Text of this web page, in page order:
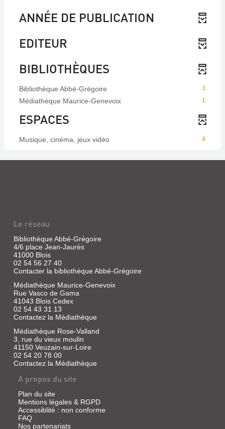
ANNÉE DE PUBLICATION
EDITEUR
BIBLIOTHÈQUES
3
Bibliothèque Abbé-Grégoire
1
Médiathèque Maurice-Genevoix
ESPACES
4
Musique, cinéma, jeux vidéo
Le réseau
Bibliothèque Abbé-Grégoire
4/6 place Jean-Jaurès
41000 Blois
02 54 56 27 40
Contacter la bibliothèque Abbé-Grégoire
Médiathèque Maurice-Genevoix
Rue Vasco de Gama
41043 Blois Cedex
02 54 43 31 13
Contactez la Médiathèque
Médiathèque Rose-Valland
3, rue du vieux moulin
41150 Veuzain-sur-Loire
02 54 20 78 00
Contactez la Médiathèque
A propos du site
Plan du site
Mentions légales & RGPD
Accessiblité : non conforme
FAQ
Nos partenariats